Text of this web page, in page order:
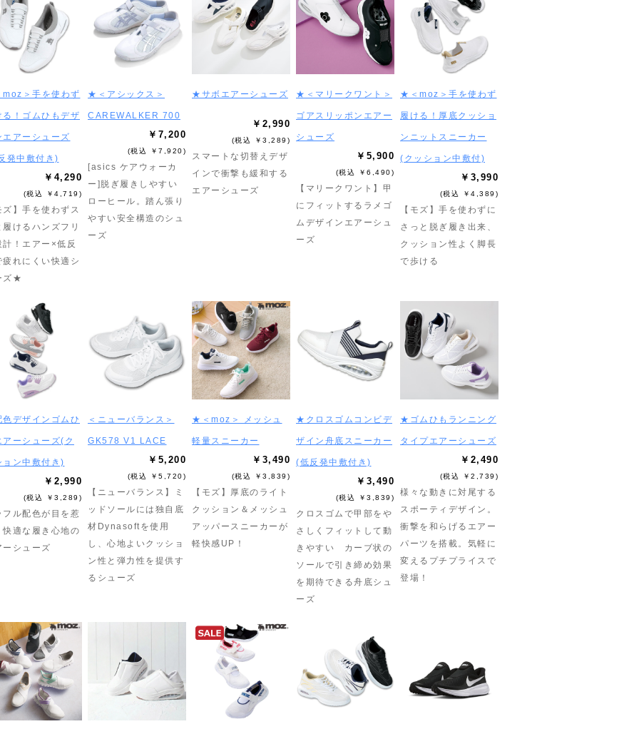
＞手を使わず
る！ゴムひもデザ
エアーシューズ
発中敷付き)
￥4,290
(税込 ￥4,719)
ズ】手を使わずス
履けるハンズフリ
計！エアー×低反
疲れにくい快適シ
ズ★
★＜アシックス＞
CAREWALKER 700
￥7,200
(税込 ￥7,920)
[asics ケアウォーカ
ー]脱ぎ履きしやすい
ローヒール。踏ん張り
やすい安全構造のシュ
ーズ
★サボエアーシューズ
￥2,990
(税込 ￥3,289)
スマートな切替えデザ
インで衝撃も緩和する
エアーシューズ
★＜マリークワント＞
ゴアスリッポンエアー
シューズ
￥5,900
(税込 ￥6,490)
【マリークワント】甲
にフィットするラメゴ
ムデザインエアーシュ
ーズ
★＜moz＞手を使わず
履ける！厚底クッショ
ンニットスニーカー
(クッション中敷付)
￥3,990
(税込 ￥4,389)
【モズ】手を使わずに
さっと脱ぎ履き出来、
クッション性よく脚長
で歩ける
デザインゴムひ
アーシューズ(ク
ョン中敷付き)
￥2,990
(税込 ￥3,289)
フル配色が目を惹
快適な履き心地の
ーシューズ
＜ニューバランス＞
GK578 V1 LACE
￥5,200
(税込 ￥5,720)
【ニューバランス】ミ
ッドソールには独自底
材Dynasoftを使用
し、心地よいクッショ
ン性と弾力性を提供す
るシューズ
★＜moz＞ メッシュ
軽量スニーカー
￥3,490
(税込 ￥3,839)
【モズ】厚底のライト
クッション＆メッシュ
アッパースニーカーが
軽快感UP！
★クロスゴムコンビデ
ザイン舟底スニーカー
(低反発中敷付き)
￥3,490
(税込 ￥3,839)
クロスゴムで甲部をや
さしくフィットして動
きやすい カーブ状の
ソールで引き締め効果
を期待できる舟底シュ
ーズ
★ゴムひもランニング
タイプエアーシューズ
￥2,490
(税込 ￥2,739)
様々な動きに対尾する
スポーティデザイン。
衝撃を和らげるエアー
パーツを搭載。気軽に
変えるプチプライスで
登場！